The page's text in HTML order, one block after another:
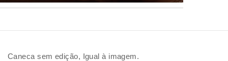
Caneca sem edição, Igual à imagem.